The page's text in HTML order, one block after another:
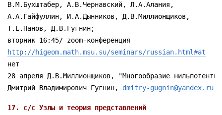
В.М.Бухштабер, А.В.Чернавский, Л.А.Алания,
А.А.Гайфуллин, И.А.Дынников, Д.В.Миллионщиков,
Т.Е.Панов, Д.В.Гугнин;
http://higeom.math.msu.su/seminars/russian.html#at
нет
28 апреля Д.В.Миллионщиков, "Многообразие
Дмитрий Владимирович Гугнин, dmitry-gugnin@yandex.ru